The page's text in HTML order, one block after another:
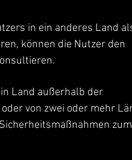
in ein anderes Land
können die Nutzer den
Land außerhalb der
von zwei oder mehr
zum